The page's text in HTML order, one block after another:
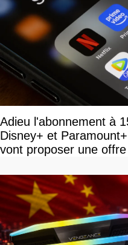
Adieu l'abonnement à
Disney+ et
vont proposer une